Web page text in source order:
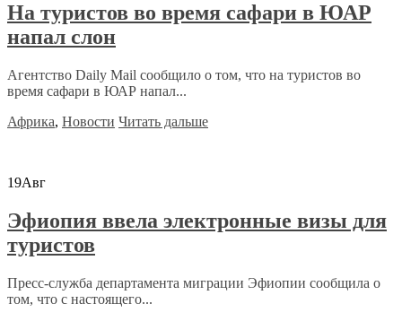
На туристов во время сафари в ЮАР
напал слон
Агентство Daily Mail сообщило о том, что на туристов во
время сафари в ЮАР напал...
Африка, Новости Читать дальше
19Авг
Эфиопия ввела электронные визы для
туристов
Пресс-служба департамента миграции Эфиопии сообщила о
том, что с настоящего...